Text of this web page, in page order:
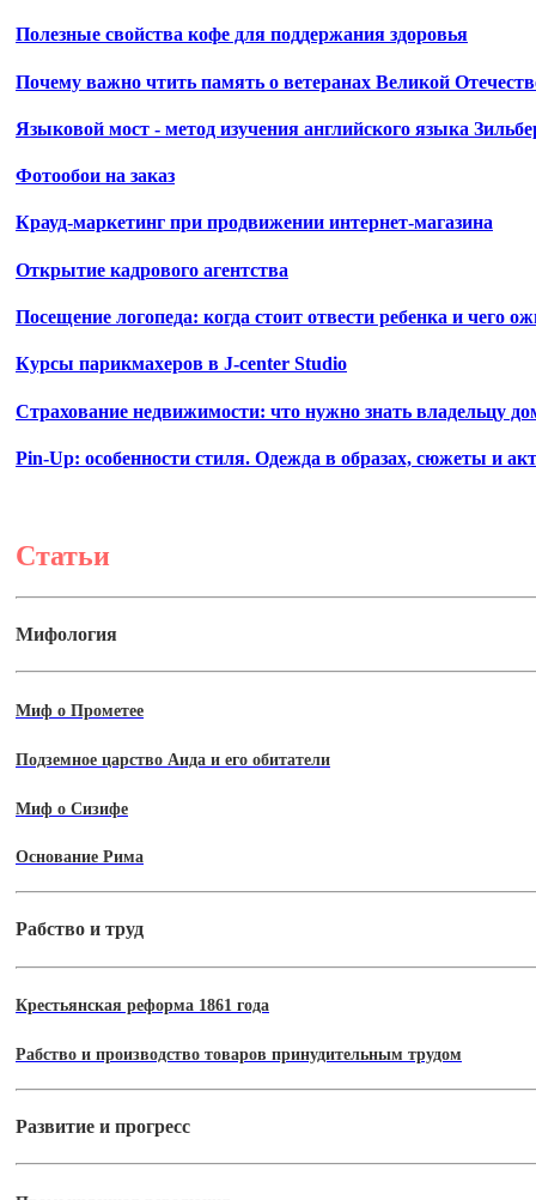
Полезные свойства кофе для поддержания здоровья
Почему важно чтить память о ветеранах Великой
Языковой мост - метод изучения английского языка
Фотообои на заказ
Крауд-маркетинг при продвижении интернет-магазина
Открытие кадрового агентства
Посещение логопеда: когда стоит отвести ребенка и чего
Курсы парикмахеров в J-center Studio
Страхование недвижимости: что нужно знать владельцу
Pin-Up: особенности стиля. Одежда в образах, сюжеты и
Статьи
Мифология
Миф о Прометее
Подземное царство Аида и его обитатели
Миф о Сизифе
Основание Рима
Рабство и труд
Крестьянская реформа 1861 года
Рабство и производство товаров принудительным трудом
Развитие и прогресс